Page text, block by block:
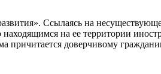
Ссылаясь на
на ее территории
причитается доверчивому